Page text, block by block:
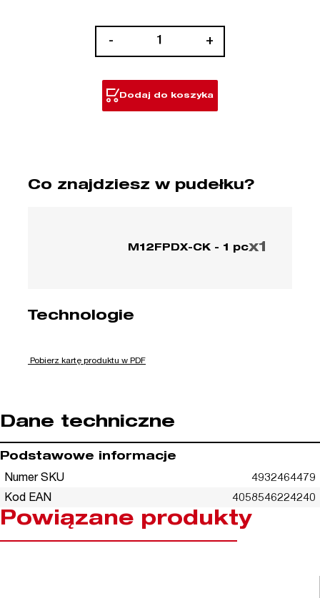
- +
Dodaj do koszyka
Co znajdziesz w pudełku?
M12FPDX-CK - 1 pcx1
Technologie
Pobierz kartę produktu w PDF
Dane techniczne
Podstawowe informacje
Numer SKU
4932464479
Kod EAN
4058546224240
Powiązane produkty